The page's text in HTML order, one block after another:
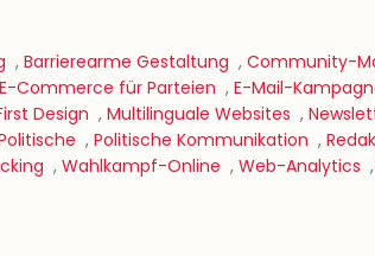
, Barrierearme Gestaltung , Community-
E-Commerce für Parteien , E-Mail-
Design , Multilinguale Websites ,
, Politische Kommunikation ,
, Wahlkampf-Online , Web-Analytics ,